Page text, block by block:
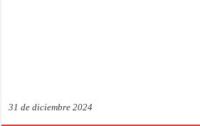
31 de diciembre 2024